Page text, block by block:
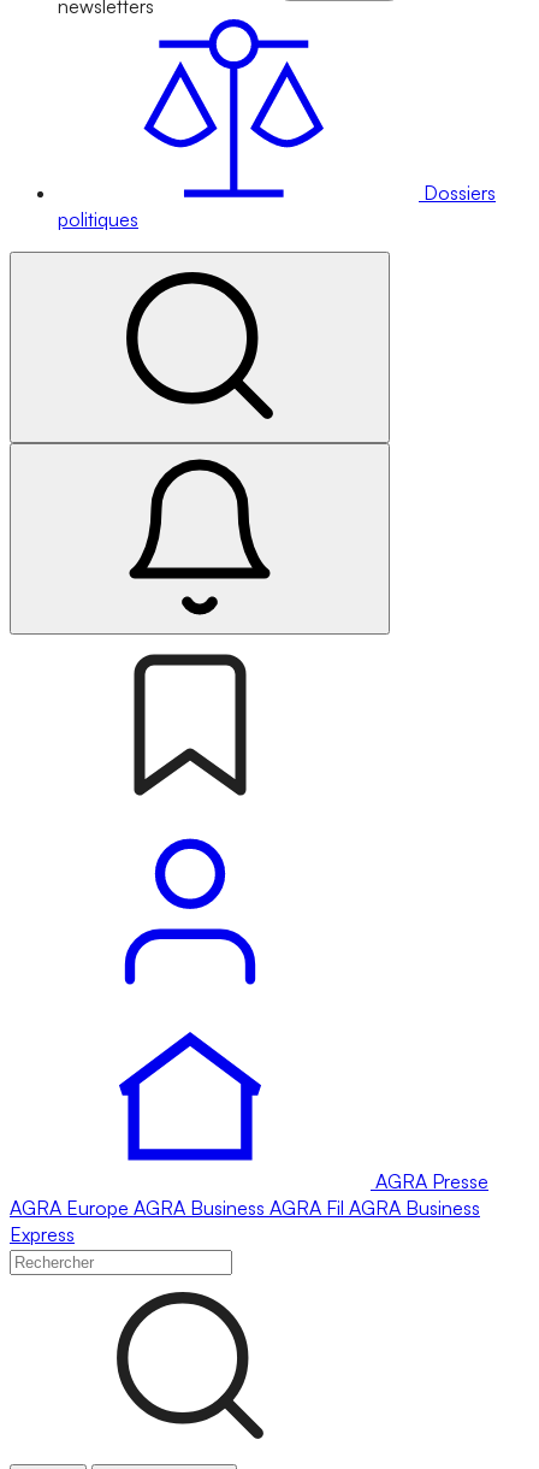
newsletters
Dossiers
politiques
AGRA Presse
AGRA Europe AGRA Business AGRA Fil AGRA Business
Express